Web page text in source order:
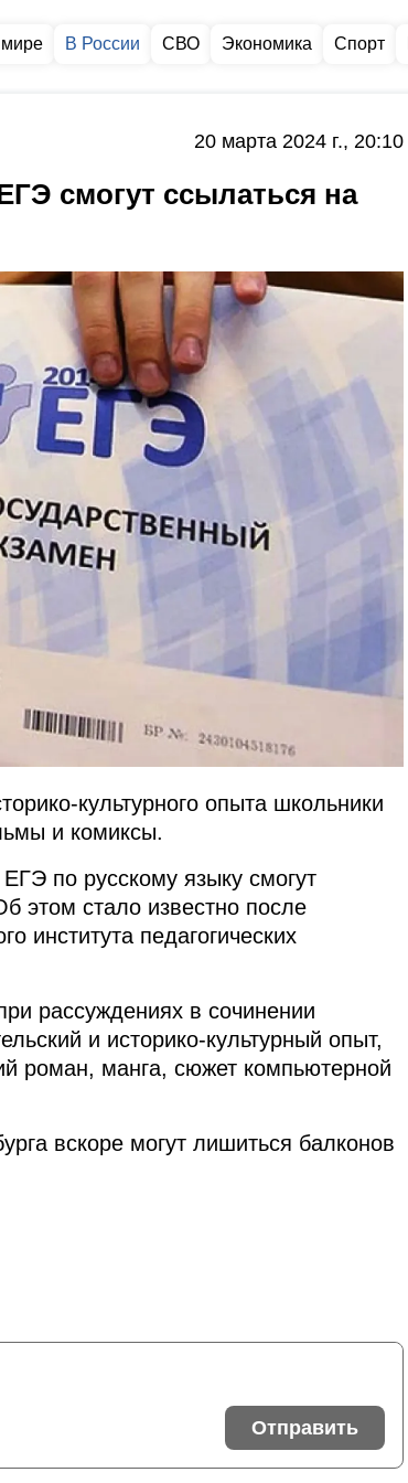
В России СВО Экономика Спорт
20 марта 2024 г., 20:10
смогут ссылаться на
культурного опыта школьники
и комиксы.
по русскому языку смогут
этом стало известно после
института педагогических
рассуждениях в сочинении
и историко-культурный опыт,
роман, манга, сюжет компьютерной
вскоре могут лишиться балконов
Отправить